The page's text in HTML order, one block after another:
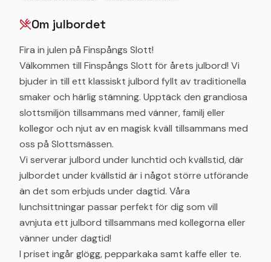
Om julbordet
Fira in julen på Finspångs Slott!
Välkommen till Finspångs Slott för årets julbord! Vi
bjuder in till ett klassiskt julbord fyllt av traditionella
smaker och härlig stämning. Upptäck den grandiosa
slottsmiljön tillsammans med vänner, familj eller
kollegor och njut av en magisk kväll tillsammans med
oss på Slottsmässen.
Vi serverar julbord under lunchtid och kvällstid, där
julbordet under kvällstid är i något större utförande
än det som erbjuds under dagtid. Våra
lunchsittningar passar perfekt för dig som vill
avnjuta ett julbord tillsammans med kollegorna eller
vänner under dagtid!
I priset ingår glögg, pepparkaka samt kaffe eller te.